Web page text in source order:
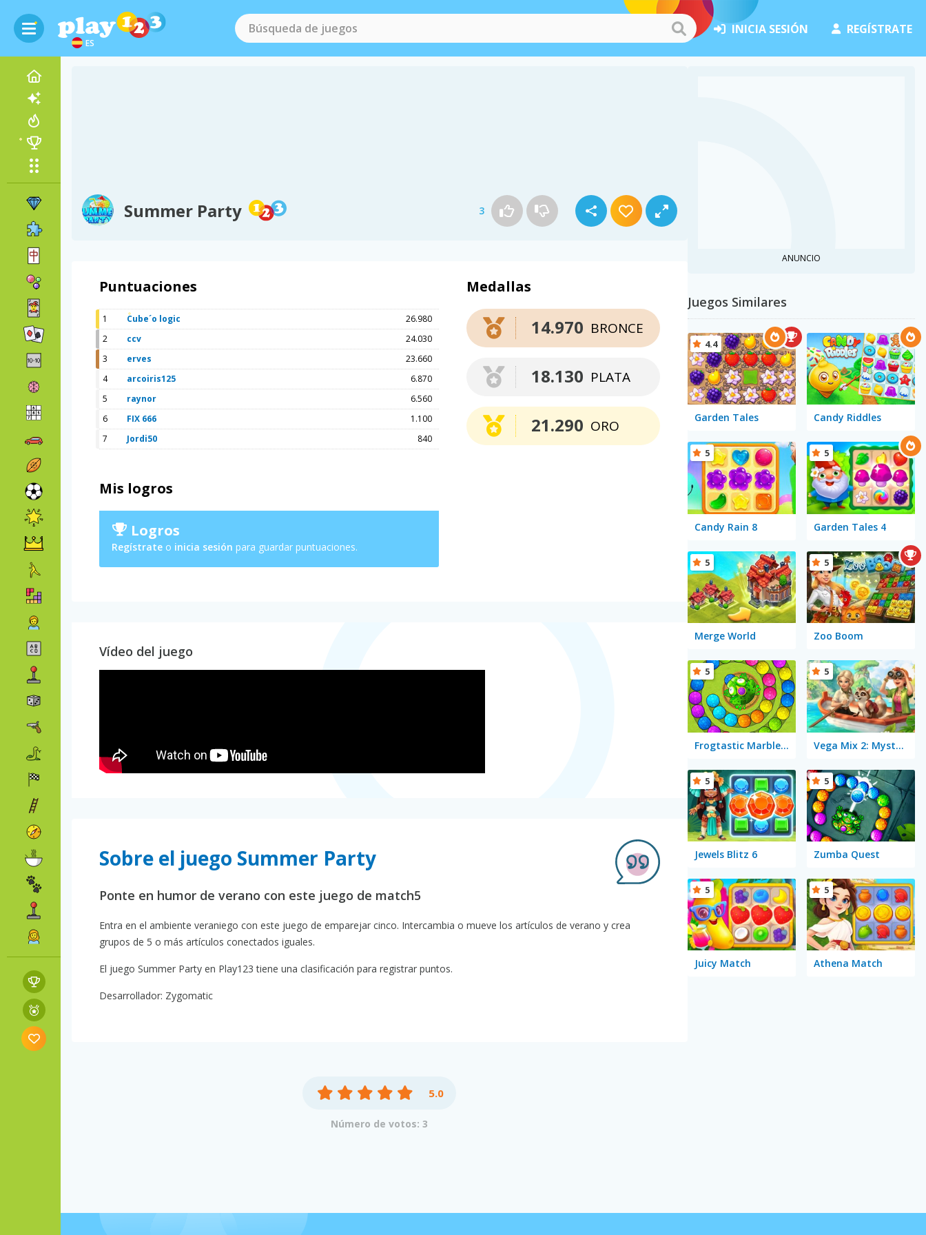
ES
INICIA SESIÓN REGÍSTRATE
Summer Party 3
Puntuaciones
1 Cube´o logic
26.980
2
ccv
24.030
3
erves
23.660
4
arcoiris125
6.870
5
raynor
6.560
6
FIX 666
1.100
7
Jordi50 840
Mis logros
Logros
Regístrate o inicia sesión para guardar puntuaciones.
Medallas
BRONCE
14.970
PLATA
18.130
ORO
21.290
Vídeo del juego
Sobre el juego Summer Party
Ponte en humor de verano con este juego de match5
Entra en el ambiente veraniego con este juego de emparejar cinco. Intercambia o mueve los artículos de verano y crea
grupos de 5 o más artículos conectados iguales.
El juego Summer Party en Play123 tiene una clasificación para registrar puntos.
Desarrollador: Zygomatic
5.0
Número de votos: 3
ANUNCIO
Juegos Similares
Garden Tales
4.4
Candy Riddles
Candy Rain 8
5
Garden Tales 4
5
Merge World
5
Zoo Boom
5
Frogtastic Marble Adventure
5
Vega Mix 2: Mystery of Island
5
Jewels Blitz 6
5
Zumba Quest
5
Juicy Match
5
Athena Match
5